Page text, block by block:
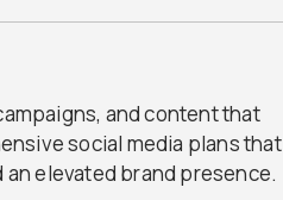
and content that
social media plans that
elevated brand presence.